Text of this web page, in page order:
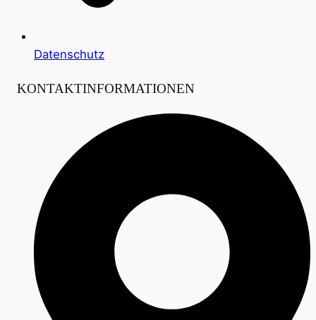
Datenschutz
KONTAKTINFORMATIONEN